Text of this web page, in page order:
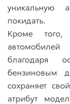
уникальную
покидать.
Кроме того,
благодаря
бензиновым
сохраняет
атрибут